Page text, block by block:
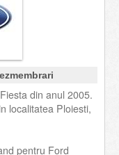
din anul 2005.
localitatea Ploiesti,
pentru Ford